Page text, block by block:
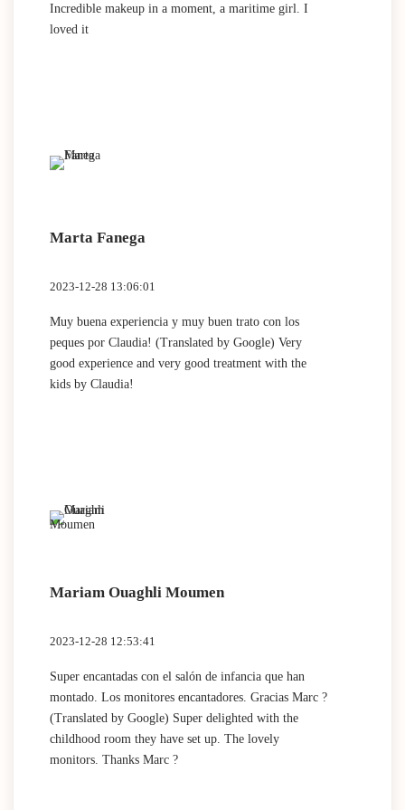
Incredible makeup in a moment, a maritime girl. I
loved it
Marta Fanega
2023-12-28 13:06:01
Muy buena experiencia y muy buen trato con los
peques por Claudia! (Translated by Google) Very
good experience and very good treatment with the
kids by Claudia!
Mariam Ouaghli Moumen
2023-12-28 12:53:41
Super encantadas con el salón de infancia que han
montado. Los monitores encantadores. Gracias Marc ?
(Translated by Google) Super delighted with the
childhood room they have set up. The lovely
monitors. Thanks Marc ?